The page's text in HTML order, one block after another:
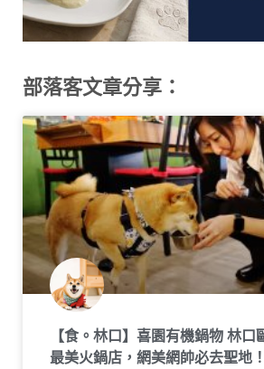
部落客文章分享：
【食。林口】喜園有機鍋物 林口
最美火鍋店，網美網帥必去聖地